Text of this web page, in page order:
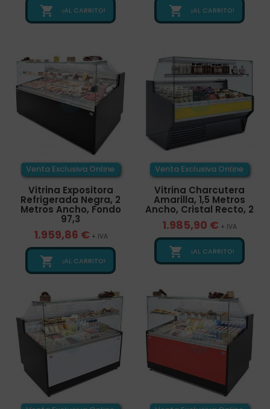
 ¡AL CARRITO!  ¡AL CARRITO!
Venta Exclusiva Online
Vitrina Expositora
Refrigerada Negra, 2
Metros Ancho, Fondo
97,3
1.959,86 € + IVA
 ¡AL CARRITO!
Venta Exclusiva Online
Vitrina Charcutera
Amarilla, 1,5 Metros
Ancho, Cristal Recto, 2
1.985,90 € + IVA
 ¡AL CARRITO!